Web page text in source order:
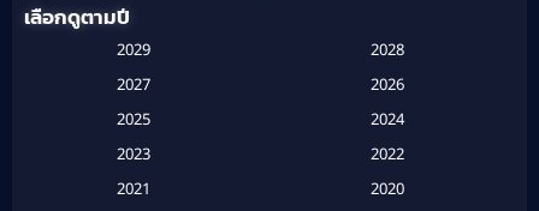
Based on a True Story สร้างจากเรื่องจริง(2)
เลือกดูตามปี
2029
2028
2027
2026
2025
2024
2023
2022
2021
2020